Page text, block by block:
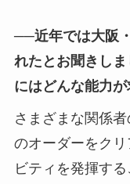
──近年では大阪
れたとお聞きし
にはどんな能力
さまざまな関係
のオーダーをク
ビティを発揮する